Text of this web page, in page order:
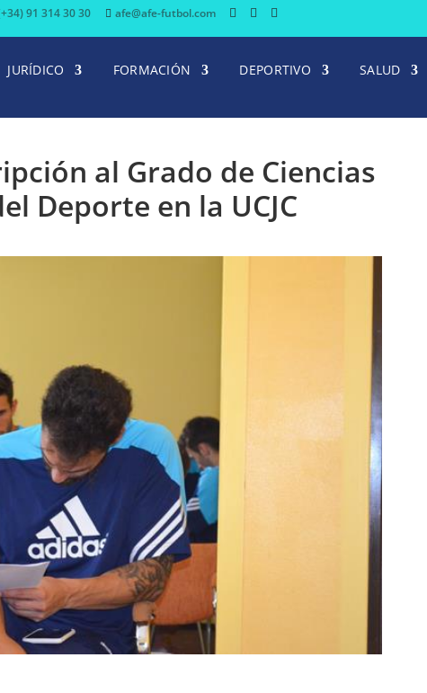
91 314 30 30 afe@afe-futbol.com
JURÍDICO FORMACIÓN DEPORTIVO SALUD
al Grado de Ciencias
Deporte en la UCJC